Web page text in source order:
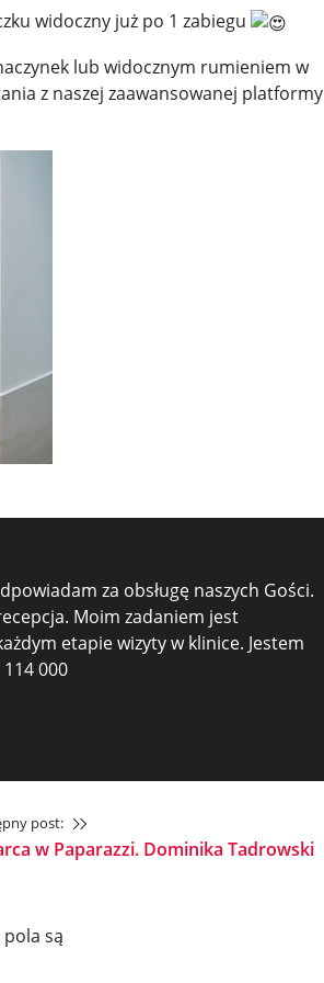
widoczny już po 1 zabiegu
lub widocznym rumieniem w
z naszej zaawansowanej platformy
za obsługę naszych Gości.
Moim zadaniem jest
etapie wizyty w klinice. Jestem
000
post:
w Paparazzi. Dominika Tadrowski
są